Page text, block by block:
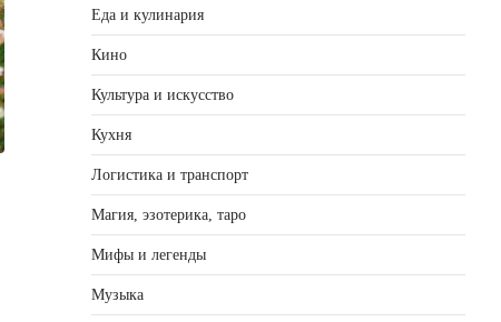
Еда и кулинария
Кино
Культура и искусство
Кухня
Логистика и транспорт
Магия, эзотерика, таро
Мифы и легенды
Музыка